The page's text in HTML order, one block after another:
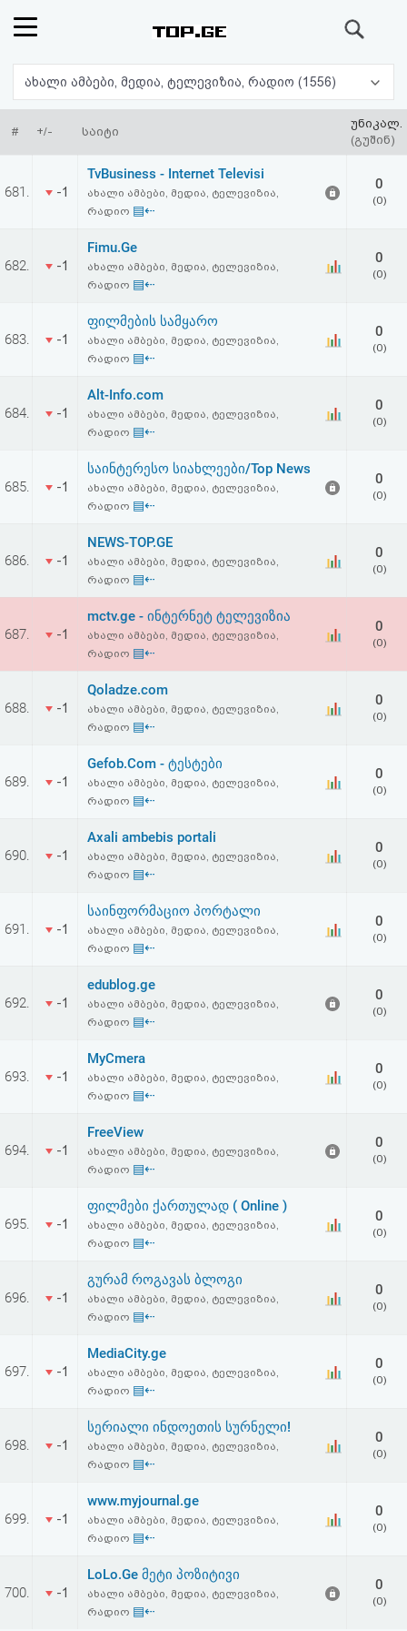
რეიტინგი
(მთავარი)
ფოსტა
ავტორიზაცია
რეგისტრაცია
პაროლის
აღდგენა
სალიცენზიო
შეთანხმება
პასუხისმგებლობის
უარყოფა
ახალი ამბები, მედია, ტელევიზია, რადიო (1556)
# +/- საიტი
უნიკალ.
(გუშინ)
681. -1
TvBusiness - Internet Televisi
ახალი ამბები, მედია, ტელევიზია,
რადიო ▤⇠
0
(0)
682. -1
Fimu.Ge
ახალი ამბები, მედია, ტელევიზია,
რადიო ▤⇠
0
(0)
683. -1
ფილმების სამყარო
ახალი ამბები, მედია, ტელევიზია,
რადიო ▤⇠
0
(0)
684. -1
Alt-Info.com
ახალი ამბები, მედია, ტელევიზია,
რადიო ▤⇠
0
(0)
685. -1
საინტერესო სიახლეები/Top News
ახალი ამბები, მედია, ტელევიზია,
რადიო ▤⇠
0
(0)
686. -1
NEWS-TOP.GE
ახალი ამბები, მედია, ტელევიზია,
რადიო ▤⇠
0
(0)
687. -1
mctv.ge - ინტერნეტ ტელევიზია
ახალი ამბები, მედია, ტელევიზია,
რადიო ▤⇠
0
(0)
688. -1
Qoladze.com
ახალი ამბები, მედია, ტელევიზია,
რადიო ▤⇠
0
(0)
689. -1
Gefob.Com - ტესტები
ახალი ამბები, მედია, ტელევიზია,
რადიო ▤⇠
0
(0)
690. -1
Axali ambebis portali
ახალი ამბები, მედია, ტელევიზია,
რადიო ▤⇠
0
(0)
691. -1
საინფორმაციო პორტალი
ახალი ამბები, მედია, ტელევიზია,
რადიო ▤⇠
0
(0)
692. -1
edublog.ge
ახალი ამბები, მედია, ტელევიზია,
რადიო ▤⇠
0
(0)
693. -1
MyCmera
ახალი ამბები, მედია, ტელევიზია,
რადიო ▤⇠
0
(0)
694. -1
FreeView
ახალი ამბები, მედია, ტელევიზია,
რადიო ▤⇠
0
(0)
695. -1
ფილმები ქართულად ( Online )
ახალი ამბები, მედია, ტელევიზია,
რადიო ▤⇠
0
(0)
696. -1
გურამ როგავას ბლოგი
ახალი ამბები, მედია, ტელევიზია,
რადიო ▤⇠
0
(0)
697. -1
MediaCity.ge
ახალი ამბები, მედია, ტელევიზია,
რადიო ▤⇠
0
(0)
698. -1
სერიალი ინდოეთის სურნელი!
ახალი ამბები, მედია, ტელევიზია,
რადიო ▤⇠
0
(0)
699. -1
www.myjournal.ge
ახალი ამბები, მედია, ტელევიზია,
რადიო ▤⇠
0
(0)
700. -1
LoLo.Ge მეტი პოზიტივი
ახალი ამბები, მედია, ტელევიზია,
რადიო ▤⇠
0
(0)